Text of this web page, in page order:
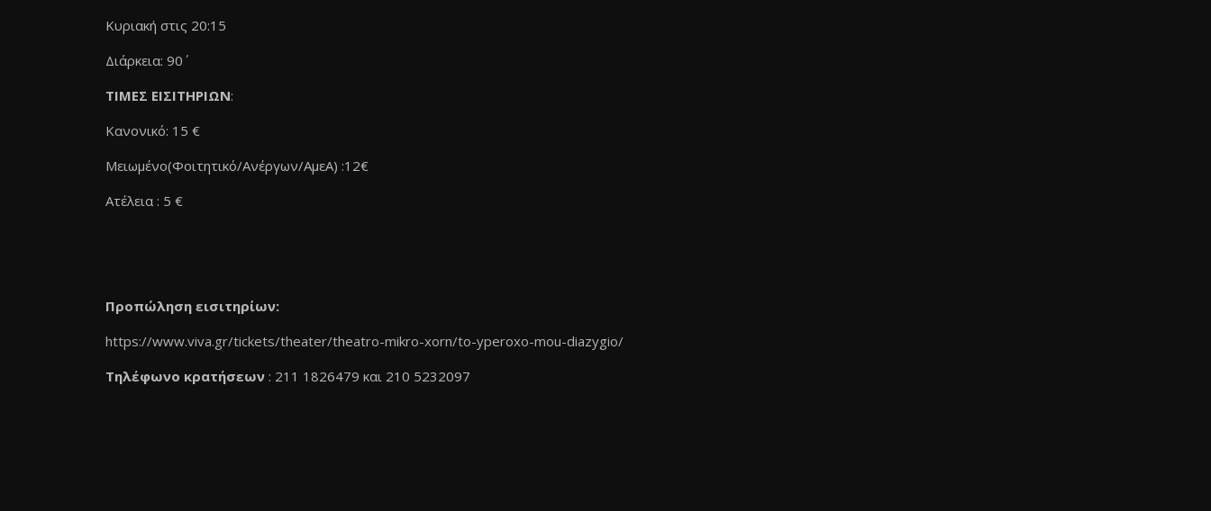
Κυριακή στις 20:15
Διάρκεια: 90΄
ΤΙΜΕΣ ΕΙΣΙΤΗΡΙΩΝ:
Κανονικό: 15 €
Μειωμένο(Φοιτητικό/Ανέργων/ΑμεΑ) :12€
Ατέλεια : 5 €
Προπώληση εισιτηρίων:
https://www.viva.gr/tickets/theater/theatro-mikro-xorn/to-yperoxo-mou-diazygio/
Τηλέφωνο κρατήσεων : 211 1826479 και 210 5232097